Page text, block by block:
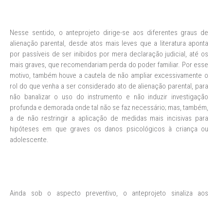
Nesse sentido, o anteprojeto dirige-se aos diferentes graus de
alienação parental, desde atos mais leves que a literatura aponta
por passíveis de ser inibidos por mera declaração judicial, até os
mais graves, que recomendariam perda do poder familiar. Por esse
motivo, também houve a cautela de não ampliar excessivamente o
rol do que venha a ser considerado ato de alienação parental, para
não banalizar o uso do instrumento e não induzir investigação
profunda e demorada onde tal não se faz necessário; mas, também,
a de não restringir a aplicação de medidas mais incisivas para
hipóteses em que graves os danos psicológicos à criança ou
adolescente.
Ainda sob o aspecto preventivo, o anteprojeto sinaliza aos